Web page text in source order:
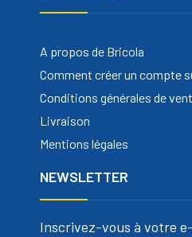
A propos de Bricola
Comment créer un compte
Conditions générales de
Livraison
Mentions légales
NEWSLETTER
Inscrivez-vous à votre